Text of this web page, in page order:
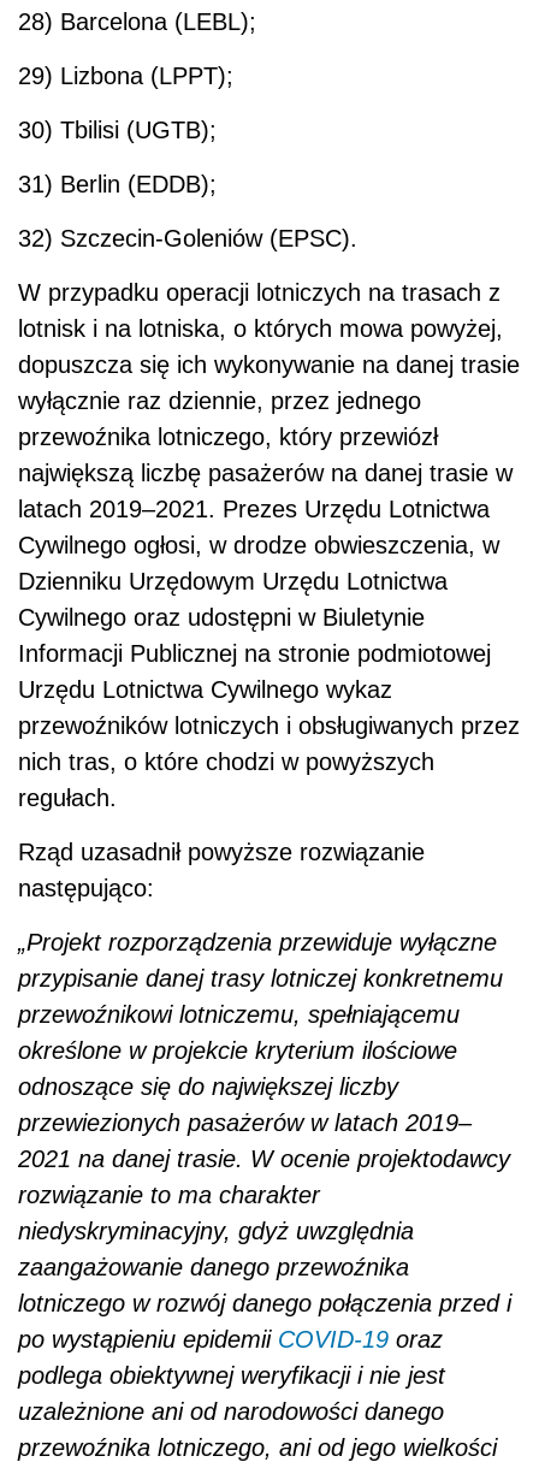
28) Barcelona (LEBL);
29) Lizbona (LPPT);
30) Tbilisi (UGTB);
31) Berlin (EDDB);
32) Szczecin-Goleniów (EPSC).
W przypadku operacji lotniczych na trasach z
lotnisk i na lotniska, o których mowa powyżej,
dopuszcza się ich wykonywanie na danej trasie
wyłącznie raz dziennie, przez jednego
przewoźnika lotniczego, który przewiózł
największą liczbę pasażerów na danej trasie w
latach 2019–2021. Prezes Urzędu Lotnictwa
Cywilnego ogłosi, w drodze obwieszczenia, w
Dzienniku Urzędowym Urzędu Lotnictwa
Cywilnego oraz udostępni w Biuletynie
Informacji Publicznej na stronie podmiotowej
Urzędu Lotnictwa Cywilnego wykaz
przewoźników lotniczych i obsługiwanych przez
nich tras, o które chodzi w powyższych
regułach.
Rząd uzasadnił powyższe rozwiązanie
następująco:
„Projekt rozporządzenia przewiduje wyłączne
przypisanie danej trasy lotniczej konkretnemu
przewoźnikowi lotniczemu, spełniającemu
określone w projekcie kryterium ilościowe
odnoszące się do największej liczby
przewiezionych pasażerów w latach 2019–
2021 na danej trasie. W ocenie projektodawcy
rozwiązanie to ma charakter
niedyskryminacyjny, gdyż uwzględnia
zaangażowanie danego przewoźnika
lotniczego w rozwój danego połączenia przed i
po wystąpieniu epidemii COVID-19 oraz
podlega obiektywnej weryfikacji i nie jest
uzależnione ani od narodowości danego
przewoźnika lotniczego, ani od jego wielkości